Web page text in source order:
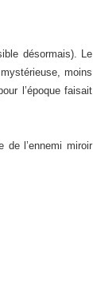
désormais). Le
moins
l’époque faisait
de l’ennemi miroir